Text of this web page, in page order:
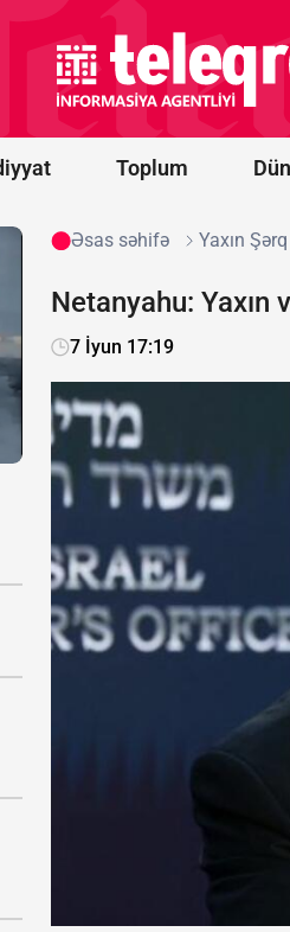
Toplum
saatlıq
müzakirədən
sonra PKK
ilə bağlı
qanun
təsdiqləndi
Əsas səhifə Yaxın Şərq
Netanyahu: Yaxın
7 İyun 17:19